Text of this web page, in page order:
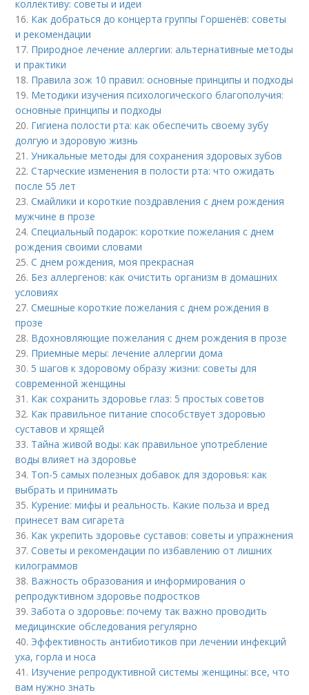
коллективу: советы и идеи
16. Как добраться до концерта группы Горшенёв: советы
и рекомендации
17. Природное лечение аллергии: альтернативные методы
и практики
18. Правила зож 10 правил: основные принципы и подходы
19. Методики изучения психологического благополучия:
основные принципы и подходы
20. Гигиена полости рта: как обеспечить своему зубу
долгую и здоровую жизнь
21.Уникальные методы для сохранения здоровых зубов
22.Старческие изменения в полости рта: что ожидать
после 55 лет
23.Смайлики и короткие поздравления с днем рождения
мужчине в прозе
24.Специальный подарок: короткие пожелания с днем
рождения своими словами
25.С днем рождения, моя прекрасная
26. Без аллергенов: как очистить организм в домашних
условиях
27.Смешные короткие пожелания с днем рождения в
прозе
28. Вдохновляющие пожелания с днем рождения в прозе
29. Приемные меры: лечение аллергии дома
30. 5 шагов к здоровому образу жизни: советы для
современной женщины
31. Как сохранить здоровье глаз: 5 простых советов
32. Как правильное питание способствует здоровью
суставов и хрящей
33. Тайна живой воды: как правильное употребление
воды влияет на здоровье
34. Топ-5 самых полезных добавок для здоровья: как
выбрать и принимать
35. Курение: мифы и реальность. Какие польза и вред
принесет вам сигарета
36. Как укрепить здоровье суставов: советы и упражнения
37.Советы и рекомендации по избавлению от лишних
килограммов
38. Важность образования и информирования о
репродуктивном здоровье подростков
39.Забота о здоровье: почему так важно проводить
медицинские обследования регулярно
40. Эффективность антибиотиков при лечении инфекций
уха, горла и носа
41. Изучение репродуктивной системы женщины: все, что
вам нужно знать